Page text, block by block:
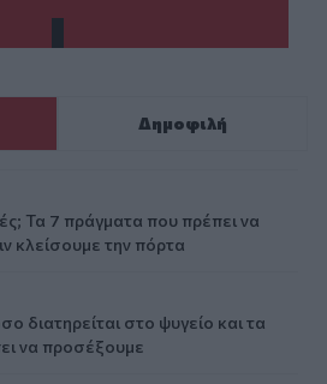
Δημοφιλή
Τα 7 πράγματα που πρέπει να
κλείσουμε την πόρτα
διατηρείται στο ψυγείο και τα
να προσέξουμε